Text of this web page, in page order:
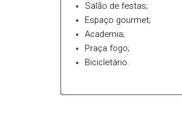
Salão de festas;
Espaço gourmet;
Academia;
Praça fogo;
Bicicletário.